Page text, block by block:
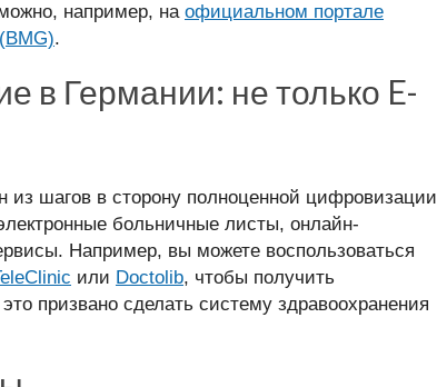
например, на официальном портале
.
в Германии: не только E-
шагов в сторону полноценной цифровизации
больничные листы, онлайн-
Например, вы можете воспользоваться
или Doctolib, чтобы получить
призвано сделать систему здравоохранения